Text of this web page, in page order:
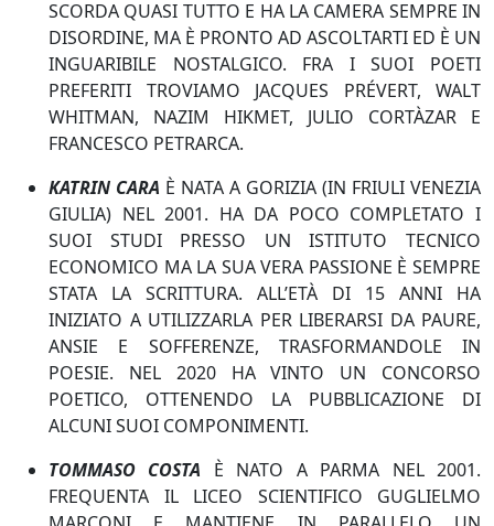
SCORDA QUASI TUTTO E HA LA CAMERA SEMPRE IN
DISORDINE, MA È PRONTO AD ASCOLTARTI ED È UN
INGUARIBILE NOSTALGICO. FRA I SUOI POETI
PREFERITI TROVIAMO JACQUES PRÉVERT, WALT
WHITMAN, NAZIM HIKMET, JULIO CORTÀZAR E
FRANCESCO PETRARCA.
KATRIN CARA È NATA A GORIZIA (IN FRIULI VENEZIA
GIULIA) NEL 2001. HA DA POCO COMPLETATO I
SUOI STUDI PRESSO UN ISTITUTO TECNICO
ECONOMICO MA LA SUA VERA PASSIONE È SEMPRE
STATA LA SCRITTURA. ALL’ETÀ DI 15 ANNI HA
INIZIATO A UTILIZZARLA PER LIBERARSI DA PAURE,
ANSIE E SOFFERENZE, TRASFORMANDOLE IN
POESIE. NEL 2020 HA VINTO UN CONCORSO
POETICO, OTTENENDO LA PUBBLICAZIONE DI
ALCUNI SUOI COMPONIMENTI.
TOMMASO COSTA È NATO A PARMA NEL 2001.
FREQUENTA IL LICEO SCIENTIFICO GUGLIELMO